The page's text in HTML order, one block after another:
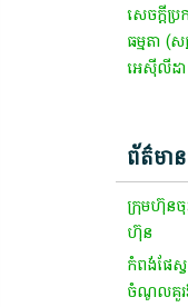
សេចក្ដី​ប្
ធម្មតា​ (​ស
អេ​ស៊ី​លី​ដ
ព័ត៌មា
ក្រុមហ៊ុនចុ
ហ៊ុន
កំពង់ផែ
ចំណូលគួរឱ្